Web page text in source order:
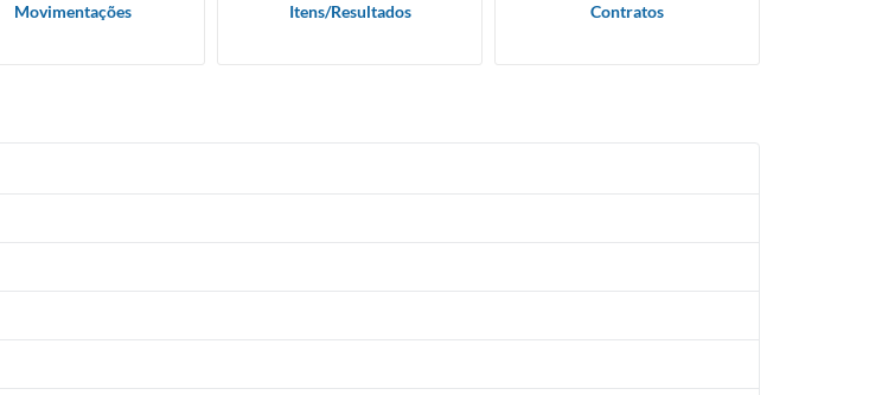
Movimentações Itens/Resultados Contratos